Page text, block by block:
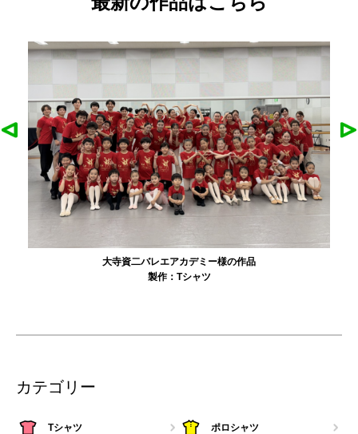
大寺資二バレエアカデミー様の作品
製作： Tシャツ
カテゴリー
Tシャツ ポロシャツ